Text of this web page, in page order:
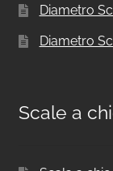
Diametro
Diametro
Scale a